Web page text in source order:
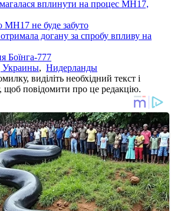
вплинути на процес МН17,
MH17 не буде забуто
догану за спробу впливу на
Боїнга-777
, Нидерланды
виділіть необхідний текст і
щоб повідомити про це редакцію.